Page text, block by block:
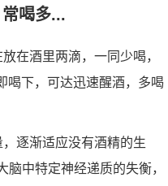
喝多...
在酒里两滴，一同少喝，
喝下，可达迅速醒酒，多喝
逐渐适应没有酒精的生
中特定神经递质的失衡，